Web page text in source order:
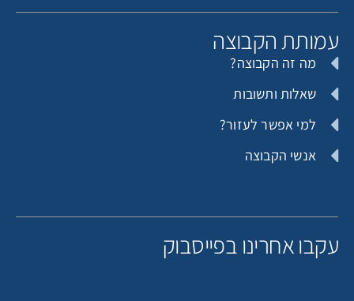
תורם אנונימי
הקבוצה
מה זה הקבוצה?
שאלות ותשובות
למי אפשר לעזור?
אנשי הקבוצה
אחרינו בפייסבוק